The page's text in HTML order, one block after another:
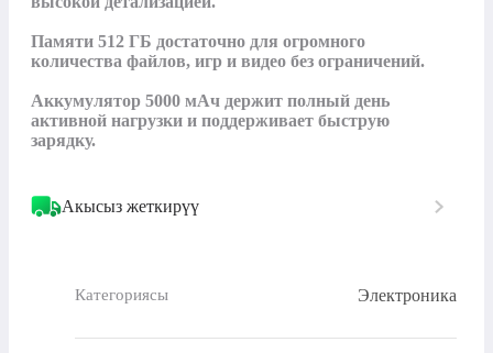
Памяти 512 ГБ достаточно для огромного
количества файлов, игр и видео без ограничений.
Аккумулятор 5000 мАч держит полный день
активной нагрузки и поддерживает быструю
зарядку.
Акысыз жеткирүү
Категориясы Электроника